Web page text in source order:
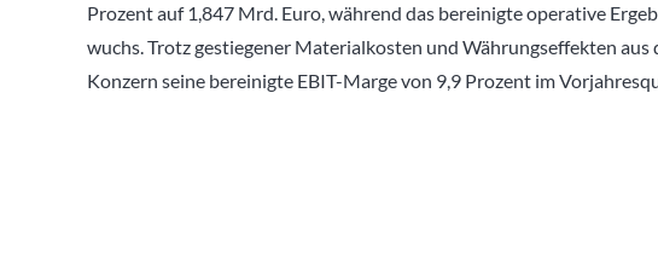
Prozent auf 1,847 Mrd. Euro, während das bereinigte operative
wuchs. Trotz gestiegener Materialkosten und Währungseffekten
Konzern seine bereinigte EBIT-Marge von 9,9 Prozent im